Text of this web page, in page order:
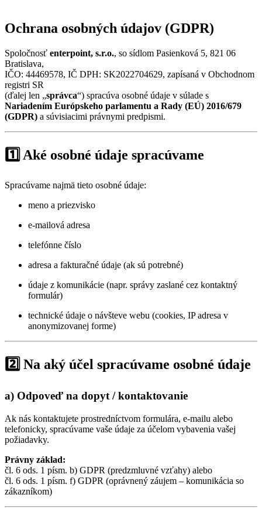
Ochrana osobných údajov (GDPR)
Spoločnosť enterpoint, s.r.o., so sídlom Pasienková 5, 821 06
Bratislava,
IČO: 44469578, IČ DPH: SK2022704629, zapísaná v Obchodnom
registri SR
(ďalej len „správca“) spracúva osobné údaje v súlade s
Nariadením Európskeho parlamentu a Rady (EÚ) 2016/679
(GDPR) a súvisiacimi právnymi predpismi.
1️⃣ Aké osobné údaje spracúvame
Spracúvame najmä tieto osobné údaje:
meno a priezvisko
e-mailová adresa
telefónne číslo
adresa a fakturačné údaje (ak sú potrebné)
údaje z komunikácie (napr. správy zaslané cez kontaktný
formulár)
technické údaje o návšteve webu (cookies, IP adresa v
anonymizovanej forme)
2️⃣ Na aký účel spracúvame osobné údaje
a) Odpoveď na dopyt / kontaktovanie
Ak nás kontaktujete prostredníctvom formulára, e-mailu alebo
telefonicky, spracúvame vaše údaje za účelom vybavenia vašej
požiadavky.
Právny základ:
čl. 6 ods. 1 písm. b) GDPR (predzmluvné vzťahy) alebo
čl. 6 ods. 1 písm. f) GDPR (oprávnený záujem – komunikácia so
zákazníkom)